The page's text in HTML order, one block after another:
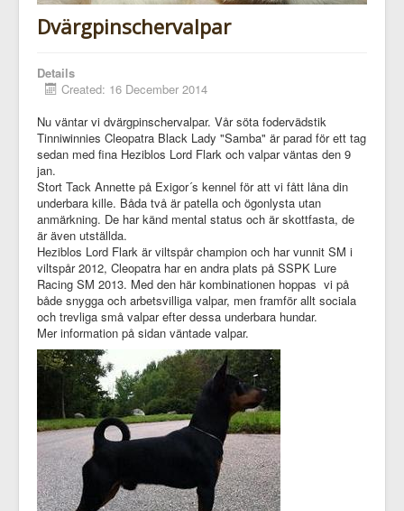
Dvärgpinschervalpar
Details
Created: 16 December 2014
Nu väntar vi dvärgpinschervalpar. Vår söta fodervädstik
Tinniwinnies Cleopatra Black Lady "Samba" är parad för ett tag
sedan med fina Heziblos Lord Flark och valpar väntas den 9
jan.
Stort Tack Annette på Exigor´s kennel för att vi fått låna din
underbara kille. Båda två är patella och ögonlysta utan
anmärkning. De har känd mental status och är skottfasta, de
är även utställda.
Heziblos Lord Flark är viltspår champion och har vunnit SM i
viltspår 2012, Cleopatra har en andra plats på SSPK Lure
Racing SM 2013. Med den här kombinationen hoppas vi på
både snygga och arbetsvilliga valpar, men framför allt sociala
och trevliga små valpar efter dessa underbara hundar.
Mer information på sidan väntade valpar.